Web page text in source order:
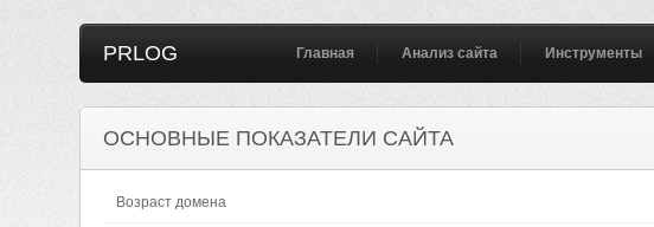
PRLOG Главная Анализ сайта Инструменты
ОСНОВНЫЕ ПОКАЗАТЕЛИ САЙТА
Возраст домена